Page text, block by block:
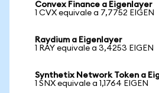
Convex Finance a Eigenlayer
1 CVX equivale a 7,7752 EIGEN
Raydium a Eigenlayer
1 RAY equivale a 3,4253 EIGEN
Synthetix Network Token a
1 SNX equivale a 1,1764 EIGEN